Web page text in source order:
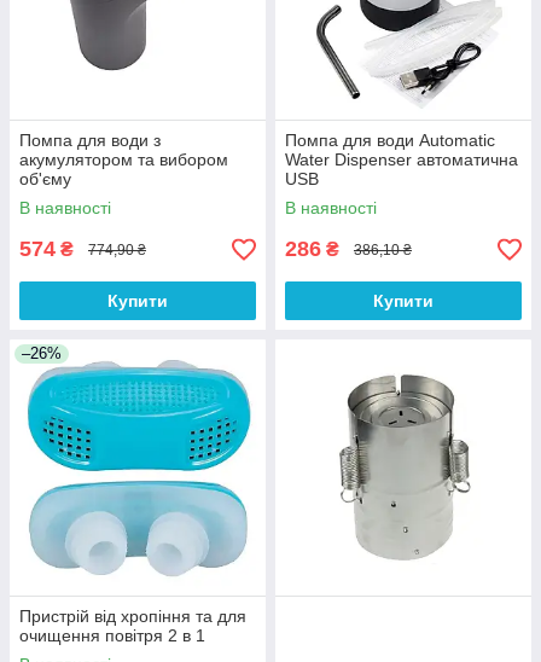
Помпа для води з
акумулятором та вибором
об'єму
В наявності
574 ₴ 774,90 ₴
Купити
Помпа для води Automatic
Water Dispenser автоматична
USB
В наявності
286 ₴ 386,10 ₴
Купити
–26%
Пристрій від хропіння та для
очищення повітря 2 в 1